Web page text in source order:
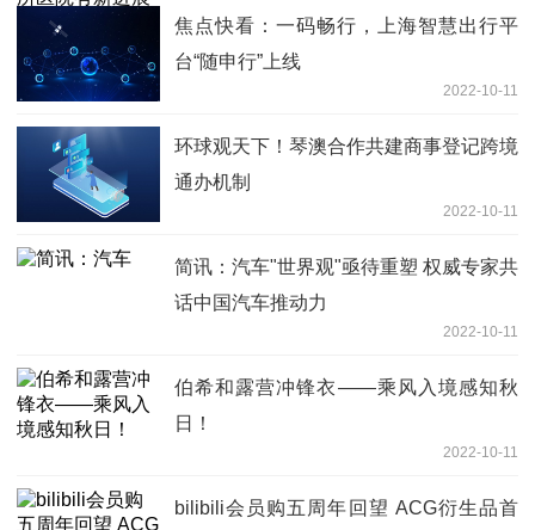
焦点快看：一码畅行，上海智慧出行平
台“随申行”上线
2022-10-11
环球观天下！琴澳合作共建商事登记跨境
通办机制
2022-10-11
简讯：汽车"世界观"亟待重塑 权威专家共
话中国汽车推动力
2022-10-11
伯希和露营冲锋衣——乘风入境感知秋
日！
2022-10-11
bilibili会员购五周年回望 ACG衍生品首